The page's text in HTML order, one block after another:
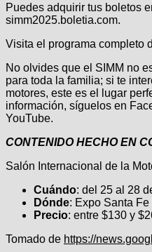
Puedes adquirir tus boletos
simm2025.boletia.com.
Visita el programa completo
No olvides que el SIMM no
para toda la familia; si te
motores, este es el lugar
información, síguelos en
YouTube.
CONTENIDO HECHO EN
Salón Internacional de la
Cuándo: del 25 al 28
Dónde: Expo Santa
Precio: entre $130 y
Tomado de https://